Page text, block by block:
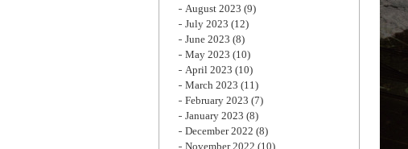
August 2023 (9)
July 2023 (12)
June 2023 (8)
May 2023 (10)
April 2023 (10)
March 2023 (11)
February 2023 (7)
January 2023 (8)
December 2022 (8)
November 2022 (10)